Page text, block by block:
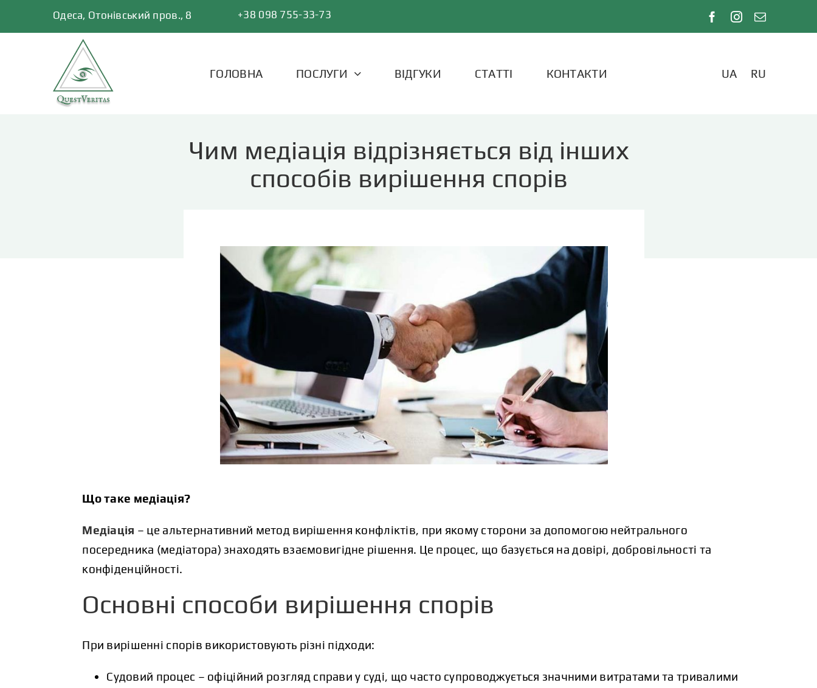
Одеса, Отонівський пров., 8 +38 098 755-33-73
ГОЛОВНА ПОСЛУГИ ВІДГУКИ СТАТТІ КОНТАКТИ UA RU
Чим медіація відрізняється від інших
способів вирішення спорів
Що таке медіація?
Медіація – це альтернативний метод вирішення конфліктів, при якому сторони за допомогою нейтрального
посередника (медіатора) знаходять взаємовигідне рішення. Це процес, що базується на довірі, добровільності та
конфіденційності.
Основні способи вирішення спорів
При вирішенні спорів використовують різні підходи:
Судовий процес – офіційний розгляд справи у суді, що часто супроводжується значними витратами та тривалими